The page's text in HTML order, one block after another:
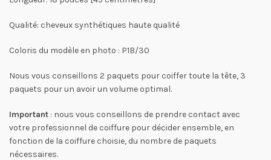
Qualité: cheveux synthétiques haute qualité
Coloris du modèle en photo : P1B/30
Nous vous conseillons 2 paquets pour coiffer toute la tête, 3
paquets pour un avoir un volume optimal.
Important : nous vous conseillons de prendre contact avec
votre professionnel de coiffure pour décider ensemble, en
fonction de la coiffure choisie, du nombre de paquets
nécessaires.